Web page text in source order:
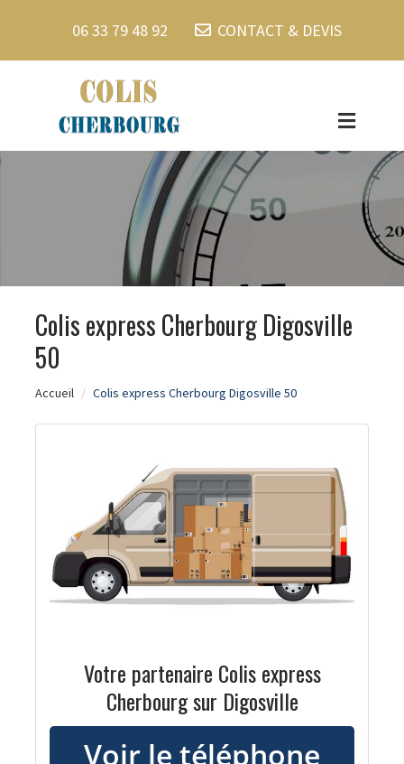
06 33 79 48 92 CONTACT & DEVIS
Colis express Cherbourg Digosville
50
Accueil Colis express Cherbourg Digosville 50
Votre partenaire Colis express
Cherbourg sur Digosville